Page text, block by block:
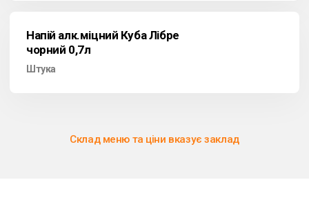
Напій алк.міцний Куба Лібре
чорний 0,7л
Штука
Склад меню та ціни вказує заклад